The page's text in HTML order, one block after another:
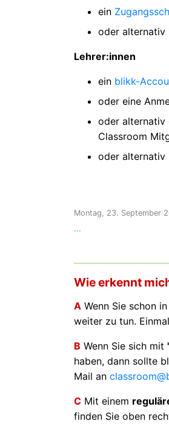
ein
oder alternativ
Lehrer:innen
ein blikk-
oder eine
oder alternativ
Classroom
oder alternativ
Montag, 23. September
...
Wie erkennt
A Wenn Sie schon
weiter zu tun.
B Wenn Sie sich mit
haben, dann sollte
Mail an
C Mit einem
finden Sie oben